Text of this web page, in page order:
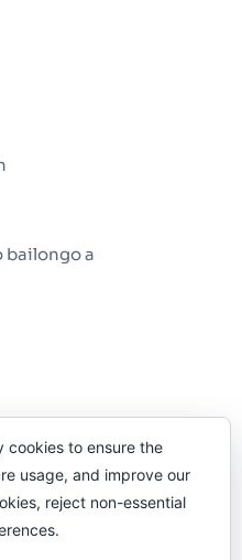
bailongo a
tener teléfono, que
cookies to ensure the
usage, and improve our
reject non-essential